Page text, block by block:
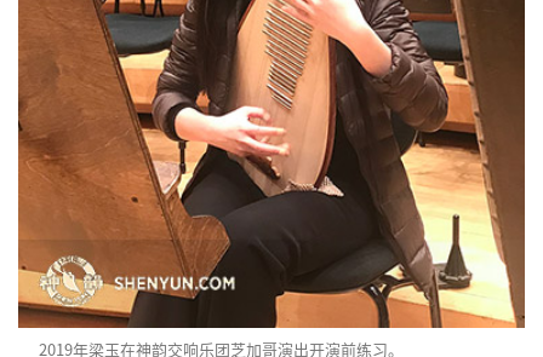
2019年梁玉在神韵交响乐团芝加哥演出开演前练习。